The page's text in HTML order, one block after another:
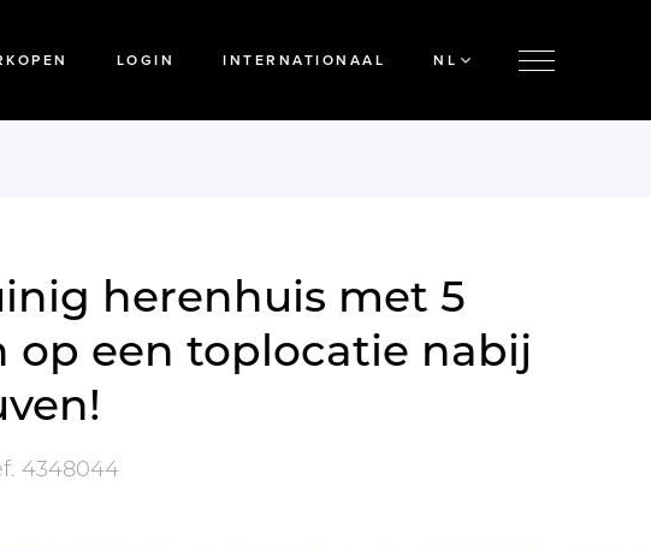
LOGIN INTERNATIONAAL NL
herenhuis met 5
op een toplocatie nabij
4348044